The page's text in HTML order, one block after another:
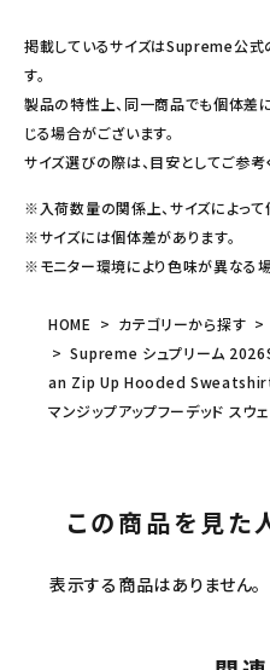
掲載しているサイズはSupreme公式
す。
製品の特性上、同一商品でも個体差
じる場合がございます。
サイズ選びの際は、目安としてご参考
※入荷数量の関係上、サイズによって
※サイズには個体差があります。
※モニター環境により色味が異なる場
HOME カテゴリーから探す
Supreme シュプリーム
an Zip Up Hooded Sweatshirt
マンジップアップフーデッド スウ
この商品を見た
表示する商品はありません。